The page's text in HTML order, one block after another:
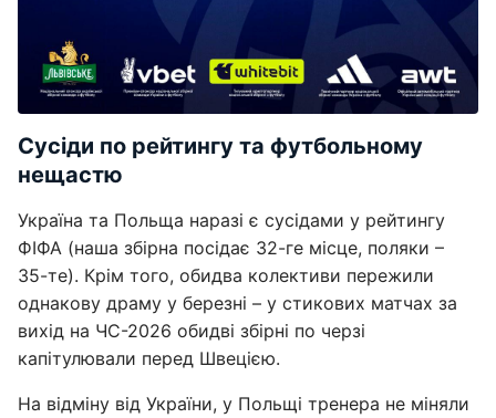
Сусіди по рейтингу та футбольному
нещастю
Україна та Польща наразі є сусідами у рейтингу
ФІФА (наша збірна посідає 32-ге місце, поляки –
35-те). Крім того, обидва колективи пережили
однакову драму у березні – у стикових матчах за
вихід на ЧС-2026 обидві збірні по черзі
капітулювали перед Швецією.
На відміну від України, у Польщі тренера не міняли